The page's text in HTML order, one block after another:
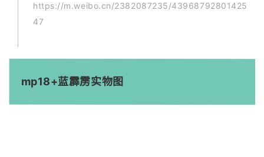
https://m.weibo.cn/2382087235/43968792801425
47
mp18+蓝霹雳实物图